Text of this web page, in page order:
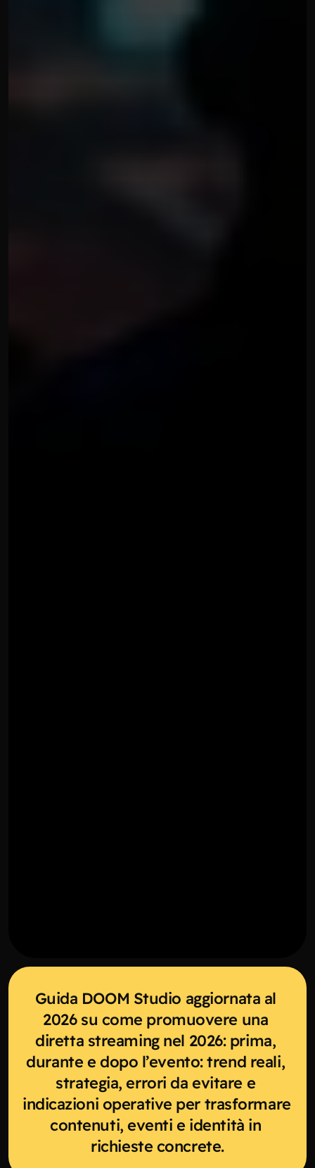
Guida DOOM Studio aggiornata al
2026 su come promuovere una
diretta streaming nel 2026: prima,
durante e dopo l’evento: trend reali,
strategia, errori da evitare e
indicazioni operative per trasformare
contenuti, eventi e identità in
richieste concrete.